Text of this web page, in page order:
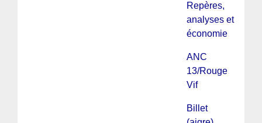
Repères,
analyses et
économie
ANC
13/Rouge
Vif
Billet